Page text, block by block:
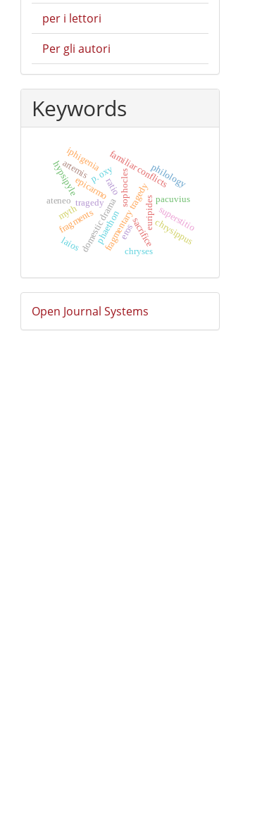
per i lettori
Per gli autori
Keywords
epicarmo sophocles
p. oxy
tragedy
hypsipyle familiar conflicts
domestic dramafragmentary tragedy
phaethon
artemis
fragments sacrifice
iphigenia
myth
ateneo
eros
laios
euripides
chrysippus
ratio
superstitio
pacuvius
chryses
philology
Sviluppato
a
Open Journal Systems